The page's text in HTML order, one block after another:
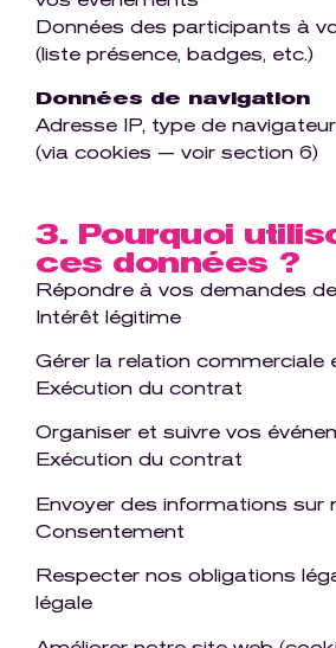
Données des participants à
(liste présence, badges, etc.)
Données de navigation
Adresse IP, type de
(via cookies — voir section 6)
3. Pourquoi
ces données ?
Répondre à vos demandes
Intérêt légitime
Gérer la relation commerciale
Exécution du contrat
Organiser et suivre vos
Exécution du contrat
Envoyer des informations sur
Consentement
Respecter nos obligations
légale